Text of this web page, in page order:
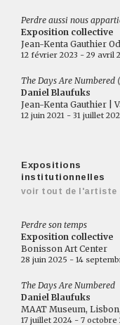
Perdre aussi nous
Exposition collective
Jean-Kenta Gauthier
12 février 2023 - 29 avril
The Days Are Numbered
Daniel Blaufuks
Jean-Kenta Gauthier |
12 juin 2021 - 31 juillet
Expositions
institutionnelles
voir tout de l'artiste
Perdre son temps
Exposition collective
Bonisson Art Center
28 juin 2025 - 14
The Days Are Numbered
Daniel Blaufuks
MAAT Museum,
17 juillet 2024 - 7 octobre